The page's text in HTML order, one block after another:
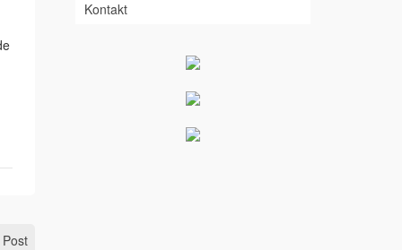
Kontakt